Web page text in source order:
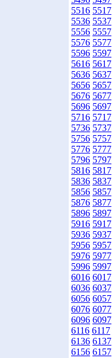
5516 5517
5536 5537
5556 5557
5576 5577
5596 5597
5616 5617
5636 5637
5656 5657
5676 5677
5696 5697
5716 5717
5736 5737
5756 5757
5776 5777
5796 5797
5816 5817
5836 5837
5856 5857
5876 5877
5896 5897
5916 5917
5936 5937
5956 5957
5976 5977
5996 5997
6016 6017
6036 6037
6056 6057
6076 6077
6096 6097
6116 6117
6136 6137
6156 6157